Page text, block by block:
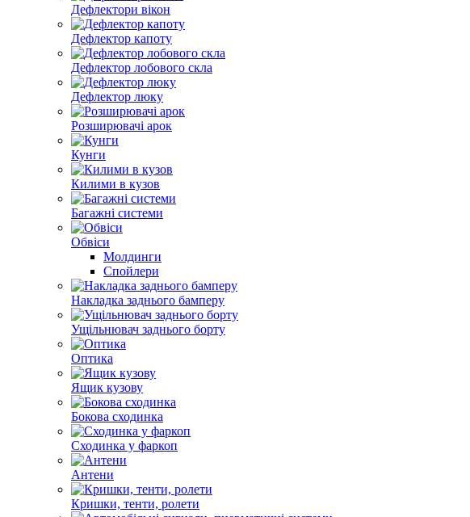
Дефлектори вікон
Дефлектор капоту
Дефлектор лобового скла
Дефлектор люку
Розширювачі арок
Кунги
Килими в кузов
Багажні системи
Обвіси
Молдинги
Спойлери
Накладка заднього бамперу
Ущільнювач заднього борту
Оптика
Ящик кузову
Бокова сходинка
Сходинка у фаркоп
Антени
Кришки, тенти, ролети